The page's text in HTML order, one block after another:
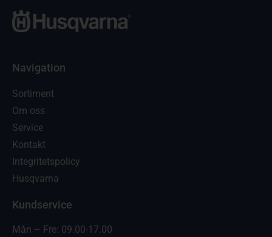
Navigation
Sortiment
Om oss
Service
Kontakt
Integritetspolicy
Husqvarna
Kundservice
Mån – Fre: 09.00-17.00